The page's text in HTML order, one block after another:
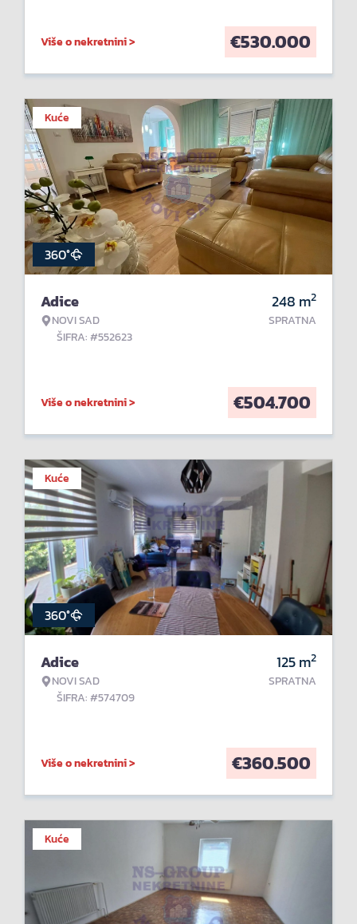
Više o nekretnini > €530.000
Kuće
360°
Adice
NOVI SAD
ŠIFRA: #552623
248 m2
SPRATNA
Više o nekretnini > €504.700
Kuće
360°
Adice
NOVI SAD
ŠIFRA: #574709
125m2
SPRATNA
Više o nekretnini > €360.500
Kuće